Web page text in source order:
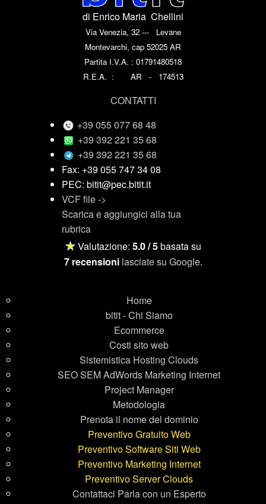
di Enrico Maria Chellini
Via Venezia, 32 --- Levane
Montevarchi, cap 52025 AR
Partita I.V.A. : 01791480518
R.E.A. : AR - 174513
CONTATTI
+39 055 077 68 48
+39 392 221 35 68
+39 392 221 35 68
Fax: +39 055 747 34 08
PEC: bitit@pec.bitit.it
VCF file ->
Scarica e aggiungici alla tua
rubrica
★Valutazione: 5.0 / 5basata su
7 recensioni lasciate su Google.
Home
bitit - Chi Siamo
Ecommerce
Costi sito web
Sistemistica Hosting Clouds
SEO SEM AdWords Marketing Internet
Project Manager
Metodologia
Prenota il nome del dominio
Preventivo Gratuito Web
Preventivo Software Siti Web
Preventivo Marketing Internet
Preventivo Server Clouds
Contattaci Parla con un Esperto